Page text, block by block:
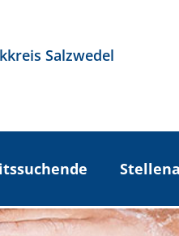
Salzwedel